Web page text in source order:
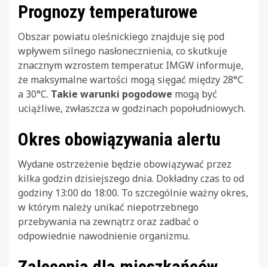
Prognozy temperaturowe
Obszar powiatu oleśnickiego znajduje się pod
wpływem silnego nasłonecznienia, co skutkuje
znacznym wzrostem temperatur. IMGW informuje,
że maksymalne wartości mogą sięgać między 28°C
a 30°C. Takie warunki pogodowe mogą być
uciążliwe, zwłaszcza w godzinach popołudniowych.
Okres obowiązywania alertu
Wydane ostrzeżenie będzie obowiązywać przez
kilka godzin dzisiejszego dnia. Dokładny czas to od
godziny 13:00 do 18:00. To szczególnie ważny okres,
w którym należy unikać niepotrzebnego
przebywania na zewnątrz oraz zadbać o
odpowiednie nawodnienie organizmu.